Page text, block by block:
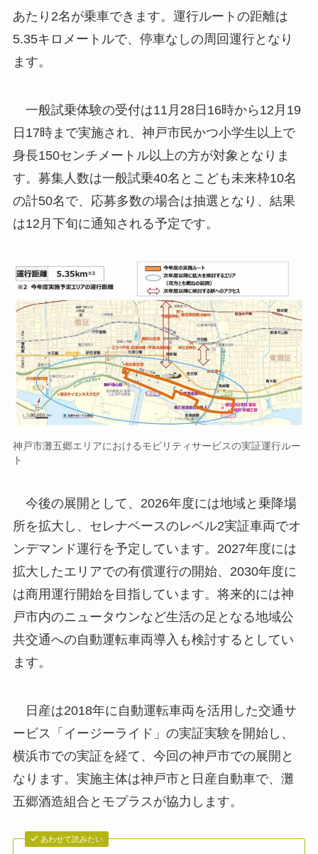
あたり2名が乗車できます。運行ルートの距離は
5.35キロメートルで、停車なしの周回運行となり
ます。
一般試乗体験の受付は11月28日16時から12月19
日17時まで実施され、神戸市民かつ小学生以上で
身長150センチメートル以上の方が対象となりま
す。募集人数は一般試乗40名とこども未来枠10名
の計50名で、応募多数の場合は抽選となり、結果
は12月下旬に通知される予定です。
神戸市灘五郷エリアにおけるモビリティサービスの実証運行ルー
ト
今後の展開として、2026年度には地域と乗降場
所を拡大し、セレナベースのレベル2実証車両でオ
ンデマンド運行を予定しています。2027年度には
拡大したエリアでの有償運行の開始、2030年度に
は商用運行開始を目指しています。将来的には神
戸市内のニュータウンなど生活の足となる地域公
共交通への自動運転車両導入も検討するとしてい
ます。
日産は2018年に自動運転車両を活用した交通サ
ービス「イージーライド」の実証実験を開始し、
横浜市での実証を経て、今回の神戸市での展開と
なります。実施主体は神戸市と日産自動車で、灘
五郷酒造組合とモプラスが協力します。
あわせて読みたい